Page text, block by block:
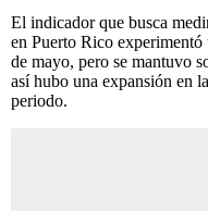
El indicador que busca
en Puerto Rico experimentó
de mayo, pero se mantuvo
así hubo una expansión en
periodo.